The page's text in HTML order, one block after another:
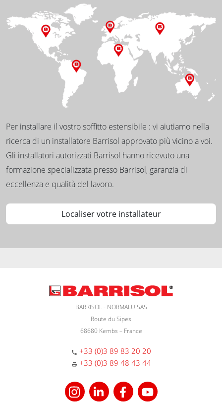
Per installare il vostro soffitto estensibile : vi aiutiamo nella
ricerca di un installatore Barrisol approvato più vicino a voi.
Gli installatori autorizzati Barrisol hanno ricevuto una
formazione specializzata presso Barrisol, garanzia di
eccellenza e qualità del lavoro.
Localiser votre installateur
BARRISOL - NORMALU SAS
Route du Sipes
68680 Kembs – France
+33 (0)3 89 83 20 20
+33 (0)3 89 48 43 44